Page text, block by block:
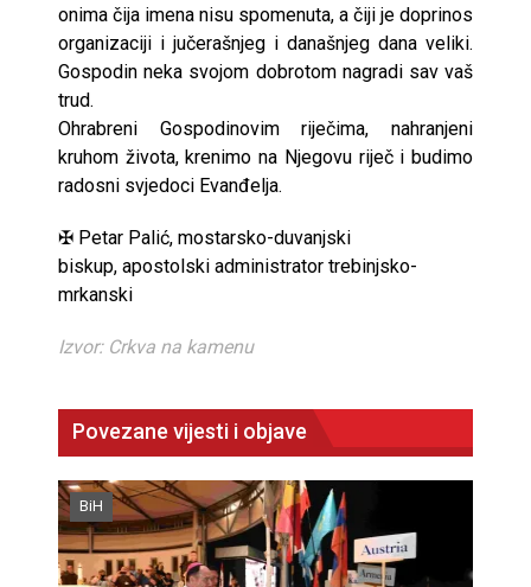
onima čija imena nisu spomenuta, a čiji je doprinos
organizaciji i jučerašnjeg i današnjeg dana veliki.
Gospodin neka svojom dobrotom nagradi sav vaš
trud.
Ohrabreni Gospodinovim riječima, nahranjeni
kruhom života, krenimo na Njegovu riječ i budimo
radosni svjedoci Evanđelja.
✠ Petar Palić, mostarsko-duvanjski
biskup, apostolski administrator trebinjsko-
mrkanski
Izvor: Crkva na kamenu
Povezane vijesti i objave
BiH